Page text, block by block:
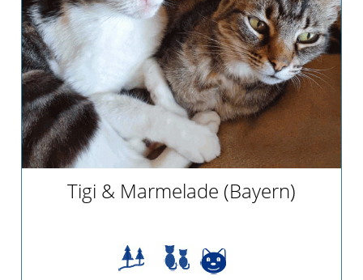
Tigi & Marmelade (Bayern)